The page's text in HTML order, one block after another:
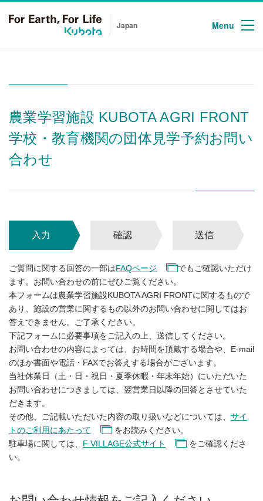
Japan Menu
農業学習施設 KUBOTA AGRI FRONT
学校・教育機関の団体見学予約お問い
合わせ
入力 確認 送信
ご質問に関する回答の一部はFAQページ
でもご確認いただけ
ます。お問い合わせの前にぜひご覧ください。
本フォームは農業学習施設KUBOTA AGRI FRONTに関するもので
あり、施設の営業に関するもの以外のお問い合わせに関してはお
答えできません。ご了承ください。
下記フォームに必要事項をご記入の上、送信してください。
お問い合わせの内容によっては、お時間を頂戴する場合や、E-mail
のほか書面や電話・FAXでお答えする場合がございます。
当社休業日（土・日・祝日・夏季休暇・年末年始）にいただいた
お問い合わせにつきましては、翌営業日以降の回答とさせていた
だきます。
その他、ご記載いただいた内容の取り扱いなどについては、 サイ
トのご利用にあたって
をお読みください。
駐車場に関しては、 F VILLAGE公式サイト
をご確認くださ
い。